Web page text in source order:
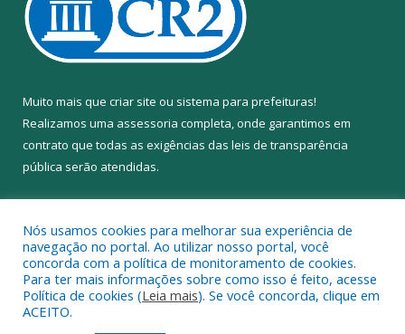
Muito mais que criar site ou sistema para prefeituras!
Realizamos uma assessoria completa, onde garantimos em
contrato que todas as exigências das leis de transparência
pública serão atendidas.
Todos os direitos reservados a Câmara Municipal de Anapu.
Nós usamos cookies para melhorar sua experiência de
navegação no portal. Ao utilizar nosso portal, você
concorda com a política de monitoramento de cookies.
Para ter mais informações sobre como isso é feito, acesse
Política de cookies (Leia mais). Se você concorda, clique em
ACEITO.